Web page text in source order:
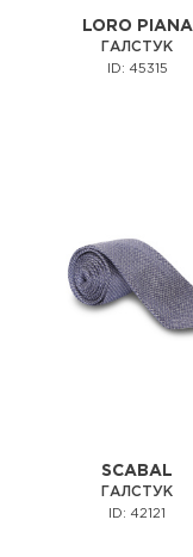
LORO PIANA
ГАЛСТУК
ID: 45315
SCABAL
ГАЛСТУК
ID: 42121